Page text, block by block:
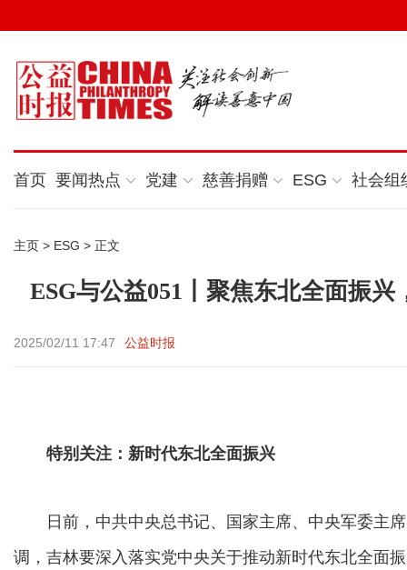
首页 要闻热点 党建 慈善捐赠 ESG 社会组
主页 > ESG > 正文
ESG与公益051丨聚焦东北全面振
2025/02/11 17:47 公益时报
特别关注：新时代东北全面振兴
日前，中共中央总书记、国家主席、中央军委主席
调，吉林要深入落实党中央关于推动新时代东北全面